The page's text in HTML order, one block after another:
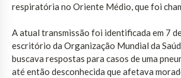
respiratória no Oriente Médio, que foi
A atual transmissão foi identificada em 7
escritório da Organização Mundial da
buscava respostas para casos de uma
até então desconhecida que afetava